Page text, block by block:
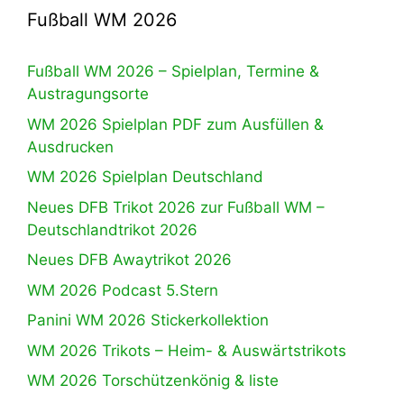
Fußball WM 2026
Fußball WM 2026 – Spielplan, Termine &
Austragungsorte
WM 2026 Spielplan PDF zum Ausfüllen &
Ausdrucken
WM 2026 Spielplan Deutschland
Neues DFB Trikot 2026 zur Fußball WM –
Deutschlandtrikot 2026
Neues DFB Awaytrikot 2026
WM 2026 Podcast 5.Stern
Panini WM 2026 Stickerkollektion
WM 2026 Trikots – Heim- & Auswärtstrikots
WM 2026 Torschützenkönig & liste